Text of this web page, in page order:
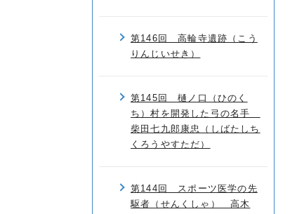
第146回 高輪寺遺跡（こう
りんじいせき）
第145回 樋ノ口（ひのく
ち）村を開発した弓の名手
柴田七九郎康忠（しばたしち
くろうやすただ）
第144回 スポーツ医学の先
駆者（せんくしゃ） 高木